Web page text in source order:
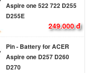
Aspire one 522 722 D255
D255E
249.000 đ
Pin - Battery for ACER
Aspire one D257 D260
D270